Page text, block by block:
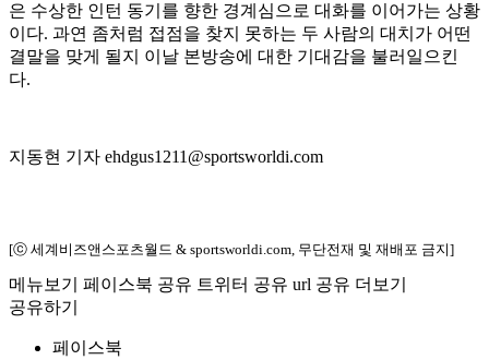
은 수상한 인턴 동기를 향한 경계심으로 대화를 이어가는 상황
이다. 과연 좀처럼 접점을 찾지 못하는 두 사람의 대치가 어떤
결말을 맞게 될지 이날 본방송에 대한 기대감을 불러일으킨
다.
지동현 기자 ehdgus1211@sportsworldi.com
[ⓒ 세계비즈앤스포츠월드 & sportsworldi.com, 무단전재 및 재배포 금지]
메뉴보기 페이스북 공유 트위터 공유 url 공유 더보기
공유하기
페이스북